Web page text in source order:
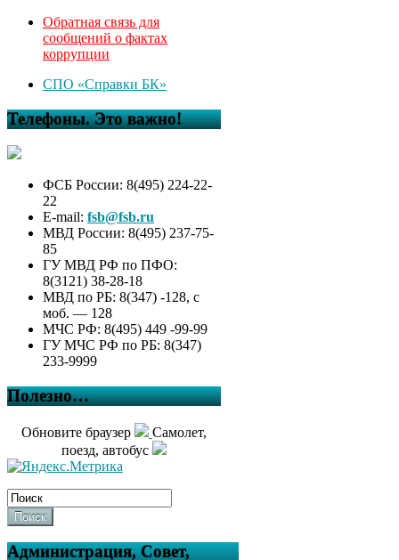
Обратная связь для
сообщений о фактах
коррупции
СПО «Справки БК»
Телефоны. Это важно!
ФСБ России: 8(495) 224-22-
22
E-mail: fsb@fsb.ru
МВД России: 8(495) 237-75-
85
ГУ МВД РФ по ПФО:
8(3121) 38-28-18
МВД по РБ: 8(347) -128, с
моб. — 128
МЧС РФ: 8(495) 449 -99-99
ГУ МЧС РФ по РБ: 8(347)
233-9999
Полезно…
Обновите браузер
Самолет,
поезд, автобус
Поиск
Администрация, Совет,